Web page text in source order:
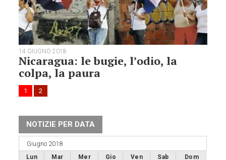
14 GIUGNO 2018
Nicaragua: le bugie, l’odio, la
colpa, la paura
1 2
NOTIZIE PER DATA
Giugno 2018
Lun Mar Mer Gio Ven Sab Dom